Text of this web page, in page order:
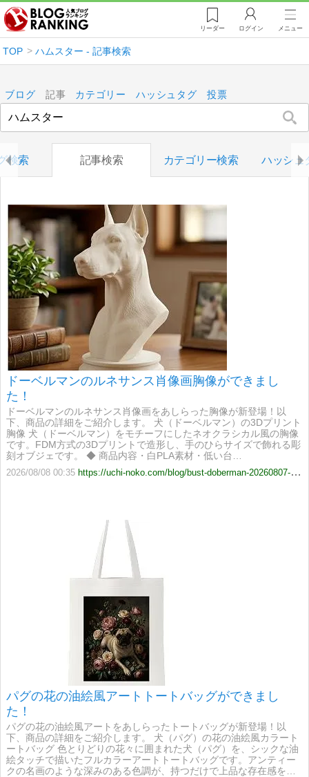
リーダー ログイン メニュー
TOP ハムスター - 記事検索
ブログ 記事 カテゴリー ハッシュタグ 投票
検索 記事検索 カテゴリー検索 ハッシュ
ドーベルマンのルネサンス肖像画胸像ができまし
た！
ドーベルマンのルネサンス肖像画をあしらった胸像が新登場！以
下、商品の詳細をご紹介します。 犬（ドーベルマン）の3Dプリント
胸像 犬（ドーベルマン）をモチーフにしたネオクラシカル風の胸像
です。FDM方式の3Dプリントで造形し、手のひらサイズで飾れる彫
刻オブジェです。 ◆ 商品内容・白PLA素材・低い台…
2026/08/08 00:35 https://uchi-noko.com/blog/bust-doberman-20260807-47064080
パグの花の油絵風アートトートバッグができまし
た！
パグの花の油絵風アートをあしらったトートバッグが新登場！以
下、商品の詳細をご紹介します。 犬（パグ）の花の油絵風カラート
ートバッグ 色とりどりの花々に囲まれた犬（パグ）を、シックな油
絵タッチで描いたフルカラーアートトートバッグです。アンティー
クの名画のような深みのある色調が、持つだけで上品な存在感を…